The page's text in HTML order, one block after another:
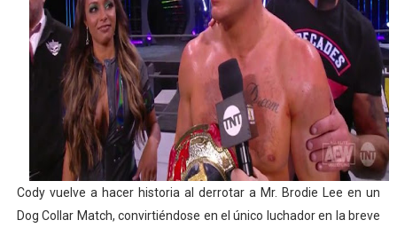
Mundial de esgrima 2026 (Hong Kong) - La
Raquel Rodriguez es la nueva monarca
Athletes Unlimited Softball League 2026 - Las Utah
Mundial de piragüismo slalom 2026 (Oklahoma City,
Tour de Francia masculino 2026 - Tadej Pogacar
Mundial de Fórmula 1 2026 - Lando Norris consigue
Cody vuelve a hacer historia al derrotar a Mr. Brodie Lee en un
Dog Collar Match, convirtiéndose en el único luchador en la breve